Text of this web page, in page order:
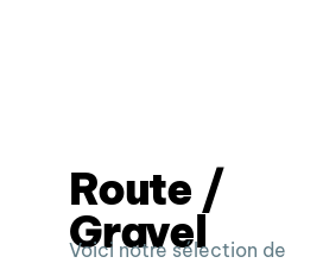
Route /
Gravel
Voici notre sélection de